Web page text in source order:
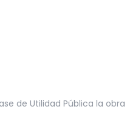
de Utilidad Pública la